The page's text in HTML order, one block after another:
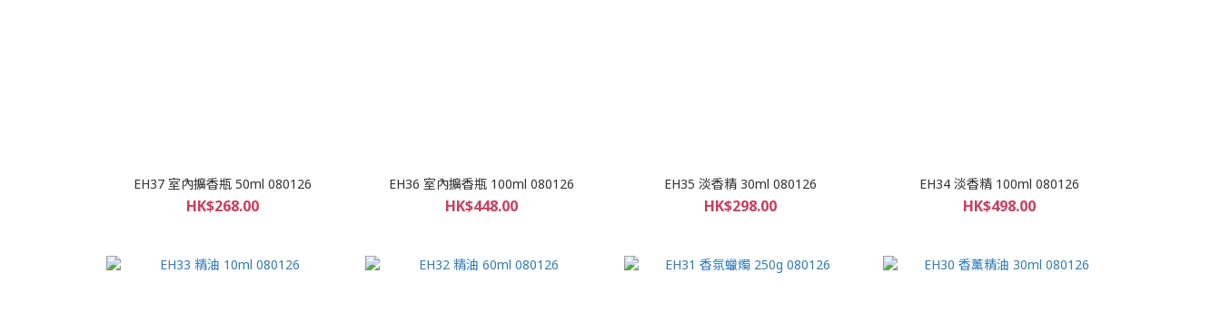
EH37 室內擴香瓶 50ml 080126
HK$268.00
EH36 室內擴香瓶 100ml 080126
HK$448.00
EH35 淡香精 30ml 080126
HK$298.00
EH34 淡香精 100ml 080126
HK$498.00